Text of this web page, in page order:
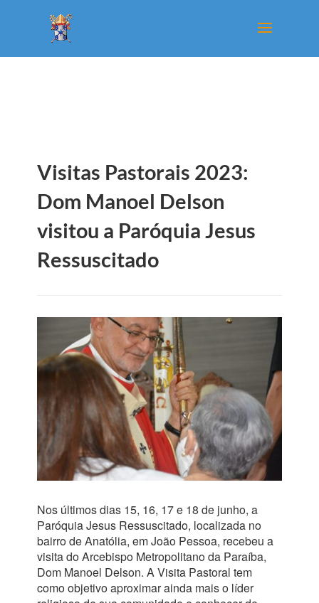
Visitas Pastorais 2023:
Dom Manoel Delson
visitou a Paróquia Jesus
Ressuscitado
Nos últimos dias 15, 16, 17 e 18 de junho, a
Paróquia Jesus Ressuscitado, localizada no
bairro de Anatólia, em João Pessoa, recebeu a
visita do Arcebispo Metropolitano da Paraíba,
Dom Manoel Delson. A Visita Pastoral tem
como objetivo aproximar ainda mais o líder